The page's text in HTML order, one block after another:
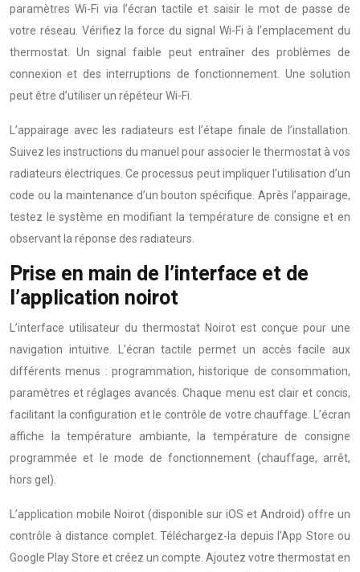
paramètres Wi-Fi via l’écran tactile et saisir le mot de passe de
votre réseau. Vérifiez la force du signal Wi-Fi à l’emplacement du
thermostat. Un signal faible peut entraîner des problèmes de
connexion et des interruptions de fonctionnement. Une solution
peut être d’utiliser un répéteur Wi-Fi.
L’appairage avec les radiateurs est l’étape finale de l’installation.
Suivez les instructions du manuel pour associer le thermostat à vos
radiateurs électriques. Ce processus peut impliquer l’utilisation d’un
code ou la maintenance d’un bouton spécifique. Après l’appairage,
testez le système en modifiant la température de consigne et en
observant la réponse des radiateurs.
Prise en main de l’interface et de
l’application noirot
L’interface utilisateur du thermostat Noirot est conçue pour une
navigation intuitive. L’écran tactile permet un accès facile aux
différents menus : programmation, historique de consommation,
paramètres et réglages avancés. Chaque menu est clair et concis,
facilitant la configuration et le contrôle de votre chauffage. L’écran
affiche la température ambiante, la température de consigne
programmée et le mode de fonctionnement (chauffage, arrêt,
hors gel).
L’application mobile Noirot (disponible sur iOS et Android) offre un
contrôle à distance complet. Téléchargez-la depuis l’App Store ou
Google Play Store et créez un compte. Ajoutez votre thermostat en